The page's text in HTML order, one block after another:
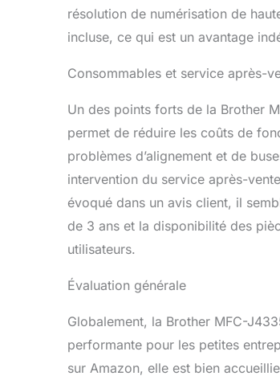
résolution de numérisation de
incluse, ce qui est un avantage
Consommables et service après-
Un des points forts de la Brother
permet de réduire les coûts de
problèmes d’alignement et de
intervention du service après-
évoqué dans un avis client, il
de 3 ans et la disponibilité des
utilisateurs.
Évaluation générale
Globalement, la Brother MFC-
performante pour les petites
sur Amazon, elle est bien